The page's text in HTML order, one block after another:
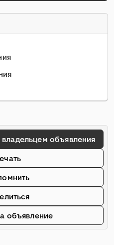
владельцем объявления
объявление